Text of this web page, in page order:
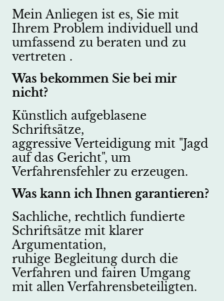
Mein Anliegen ist es, Sie mit
Ihrem Problem individuell und
umfassend zu beraten und zu
vertreten .
Was bekommen Sie bei mir
nicht?
Künstlich aufgeblasene
Schriftsätze,
aggressive Verteidigung mit "Jagd
auf das Gericht", um
Verfahrensfehler zu erzeugen.
Was kann ich Ihnen garantieren?
Sachliche, rechtlich fundierte
Schriftsätze mit klarer
Argumentation,
ruhige Begleitung durch die
Verfahren und fairen Umgang
mit allen Verfahrensbeteiligten.